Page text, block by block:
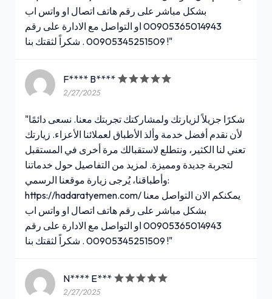
بشكل مباشر على رقم هاتف اتصال او واتس اب
00905365014943 او التواصل مع الادارة على رقم
00905345251509 . شكراً لثقتك بنا !"
F**** B****
2/27/2025
"شكرًا جزيلاً لزيارتك ولمشاركتك تجربتك معنا. نسعى دائمًا
لأن نقدم أفضل خدمة وألذ الأطباق لعملائنا الأعزاء. زيارتك
تعني لنا الكثير، ونتطلع لاستقبالك مرة أخرى في المستقبل
لتجربة جديدة ومميزة. لمزيد من التفاصيل حول خدماتنا
وأطباقنا، يُرجى زيارة موقعنا الرسمي:
https://hadaratyemen.com/ يمكنكم الان التواصل معنا
بشكل مباشر على رقم هاتف اتصال او واتس اب
00905365014943 او التواصل مع الادارة على رقم
00905345251509 . شكراً لثقتك بنا !"
N**** E***
2/27/2025